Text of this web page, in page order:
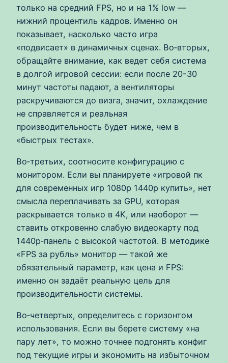
только на средний FPS, но и на 1% low —
нижний процентиль кадров. Именно он
показывает, насколько часто игра
«подвисает» в динамичных сценах. Во‑вторых,
обращайте внимание, как ведет себя система
в долгой игровой сессии: если после 20-30
минут частоты падают, а вентиляторы
раскручиваются до визга, значит, охлаждение
не справляется и реальная
производительность будет ниже, чем в
«быстрых тестах».
Во‑третьих, соотносите конфигурацию с
монитором. Если вы планируете «игровой пк
для современных игр 1080p 1440p купить», нет
смысла переплачивать за GPU, которая
раскрывается только в 4K, или наоборот —
ставить откровенно слабую видеокарту под
1440p‑панель с высокой частотой. В методике
«FPS за рубль» монитор — такой же
обязательный параметр, как цена и FPS:
именно он задаёт реальную цель для
производительности системы.
Во‑четвертых, определитесь с горизонтом
использования. Если вы берете систему «на
пару лет», то можно точнее подгонять конфиг
под текущие игры и экономить на избыточном